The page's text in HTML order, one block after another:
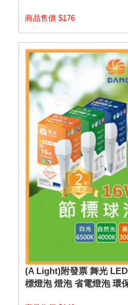
商品售價 $176
(A Light)附發票 舞光
標燈泡 燈泡 省電燈泡 環